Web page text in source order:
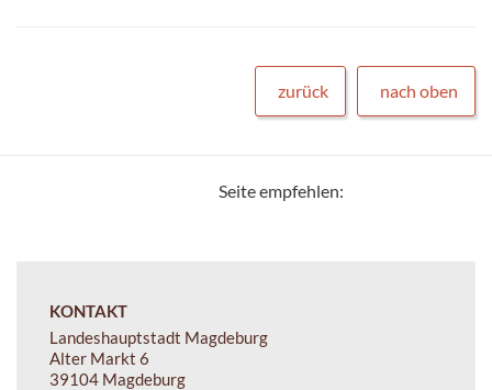
zurück nach oben
Seite empfehlen:
KONTAKT
Landeshauptstadt Magdeburg
Alter Markt 6
39104 Magdeburg